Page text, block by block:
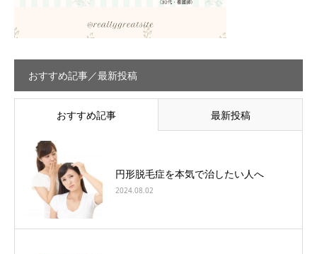
おすすめ記事／最新投稿
おすすめ記事 最新投稿
円形脱毛症を本気で治したい人へ
2024.08.02